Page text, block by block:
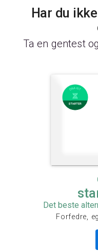
Har du
Ta en gentest
Det beste
Forfedre,